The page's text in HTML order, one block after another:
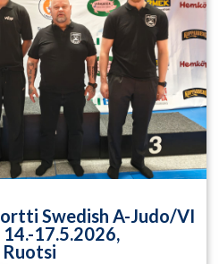
Swedish A-Judo/VI
17.5.2026,
Ruotsi